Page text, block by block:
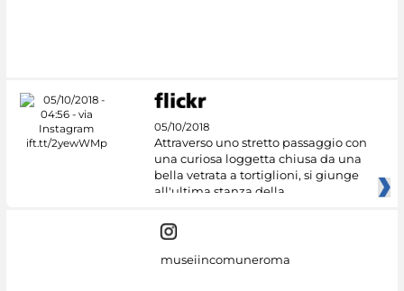
05/10/2018
Attraverso uno stretto passaggio con
una curiosa loggetta chiusa da una
bella vetrata a tortiglioni, si giunge
all'ultima stanza della
museiincomuneroma